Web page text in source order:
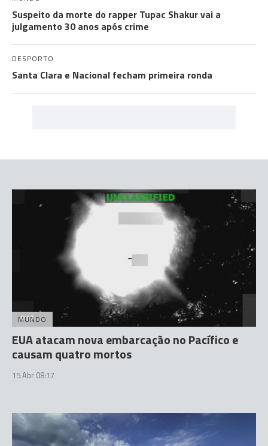
Suspeito da morte do rapper Tupac Shakur vai a
julgamento 30 anos após crime
DESPORTO
Santa Clara e Nacional fecham primeira ronda
MUNDO
EUA atacam nova embarcação no Pacífico e
causam quatro mortos
15 Abr 08:17